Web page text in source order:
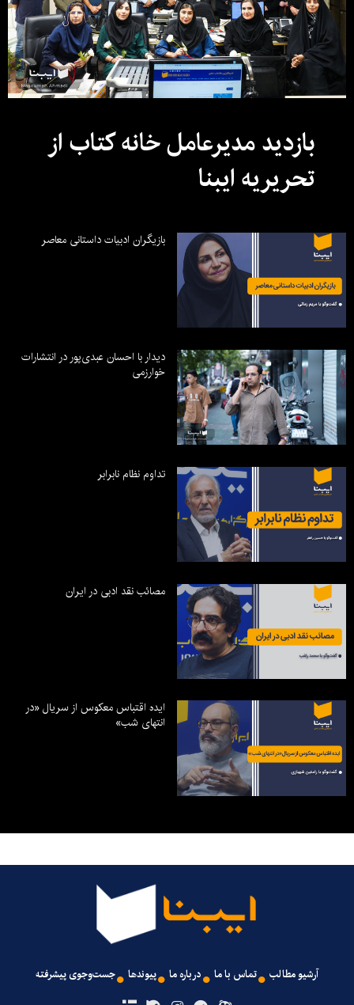
بازدید مدیرعامل خانه کتاب از
تحریریه ایبنا
بازیگران ادبیات داستانی معاصر
دیدار با احسان عبدی‌پور در انتشارات
خوارزمی
تداوم نظام نابرابر
مصائب نقد ادبی در ایران
ایده اقتباس معکوس از سریال «در
انتهای شب»
آرشیو مطالب تماس با ما درباره ما پیوندها جست‌وجوی پیشرفته